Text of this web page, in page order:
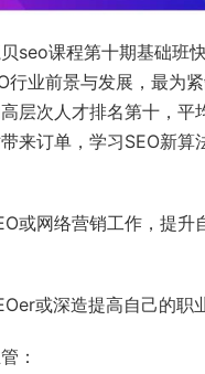
seo课程第十期基础班
行业前景与发展，最为
层次人才排名第十，
来订单，学习SEO新算
或网络营销工作，提升
或深造提高自己的职
：